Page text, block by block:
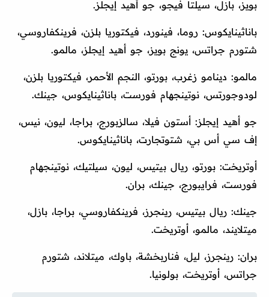
بويز، بازل، سيلتا فيجو، جو أهيد إيجلز.
باناثينايكوس: روما، فينورد، فيكتوريا بلزن، فرينكفاروسي،
شتورم جراتس، يونج بويز، جو أهيد إيجلز، مالمو.
مالمو: دينامو زغرب، بورتو، النجم الأحمر، فيكتوريا بلزن،
لودوجورتس، نوتينجهام فورست، باناثينايكوس، جينك.
جو أهيد إيجلز: أستون فيلا، سالزبورج، براجا، ليون، نيس،
إف سي أس بي، شتوتجارت، باناثينايكوس.
أوتريخت: بورتو، ريال بيتيس، ليون، سيلتيك، نوتينجهام
فورست، فرايبورج، جينك، بران.
جينك: ريال بيتيس، رينجرز، فرينكفاروسي، براجا، بازل،
ميتلايند، مالمو، أوتريخت.
بران: رينجرز، ليل، فناربخشة، باوك، ميتلاند، شتورم
جراتس، أوتريخت، بولونيا.